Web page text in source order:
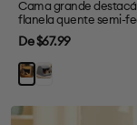
Cama grande
flanela quente semi-
para cães
Preço
de
venda
De $67.99
Cáqui
Cinza